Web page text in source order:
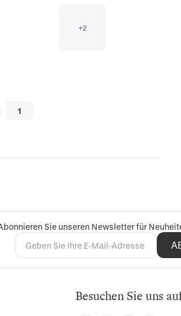
+2
Sie unseren Newsletter für
Besuchen Sie uns